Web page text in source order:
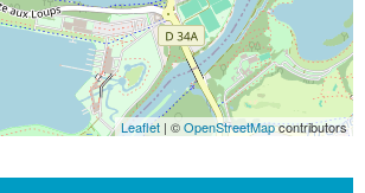
Leaflet | ©OpenStreetMapcontributors